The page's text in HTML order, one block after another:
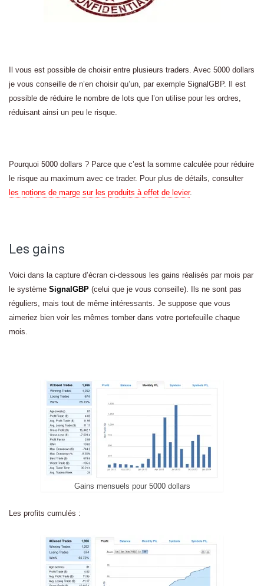
Il vous est possible de choisir entre plusieurs traders. Avec 5000 dollars
je vous conseille de n’en choisir qu’un, par exemple SignalGBP. Il est
possible de réduire le nombre de lots que l’on utilise pour les ordres,
réduisant ainsi un peu le risque.
Pourquoi 5000 dollars ? Parce que c’est la somme calculée pour réduire
le risque au maximum avec ce trader. Pour plus de détails, consulter
les notions de marge sur les produits à effet de levier.
Les gains
Voici dans la capture d’écran ci-dessous les gains réalisés par mois par
le système SignalGBP (celui que je vous conseille). Ils ne sont pas
réguliers, mais tout de même intéressants. Je suppose que vous
aimeriez bien voir les mêmes tomber dans votre portefeuille chaque
mois.
Gains mensuels pour 5000 dollars
Les profits cumulés :